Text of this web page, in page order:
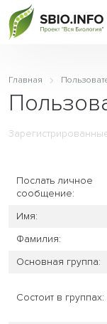
Главная
Послать личное
сообщение:
Имя:
Фамилия:
Основная группа:
Состоит в группах: